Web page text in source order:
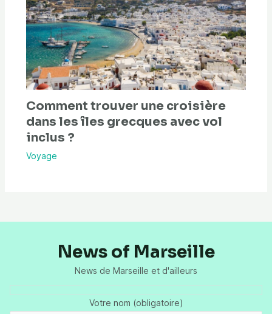
Comment trouver une croisière
dans les îles grecques avec vol
inclus ?
Voyage
News of Marseille
News de Marseille et d'ailleurs
Votre nom (obligatoire)